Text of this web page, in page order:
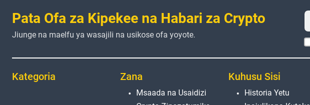
Pata Ofa za Kipekee na Habari za Crypto
Jiunge na maelfu ya wasajili na usikose ofa yoyote.
Kategoria Zana
Msaada na Usaidizi
Kuhusu Sisi
Historia Yetu